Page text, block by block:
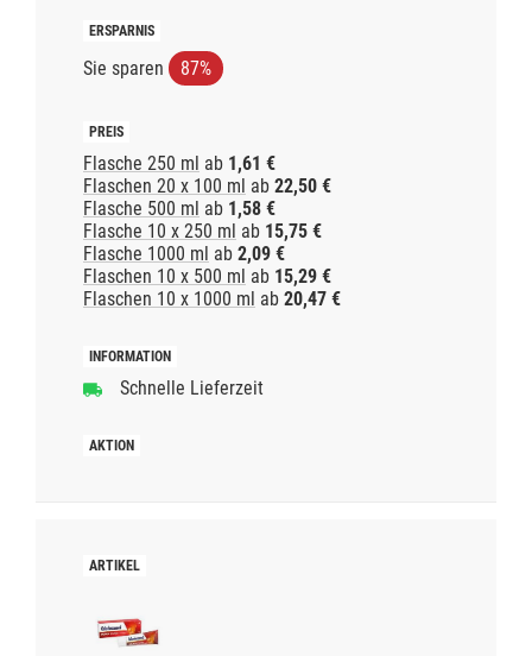
Sie sparen 87%
Flasche 250 ml ab 1,61 €
Flaschen 20 x 100 ml ab 22,50 €
Flasche 500 ml ab 1,58 €
Flasche 10 x 250 ml ab 15,75 €
Flasche 1000 ml ab 2,09 €
Flaschen 10 x 500 ml ab 15,29 €
Flaschen 10 x 1000 ml ab 20,47 €
Schnelle Lieferzeit